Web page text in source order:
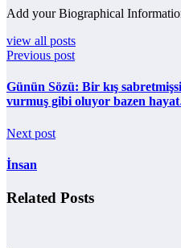
Add your Biographical
view all posts
Previous post
Günün Sözü: Bir kış
vurmuş gibi oluyor bazen
Next post
İnsan
Related Posts